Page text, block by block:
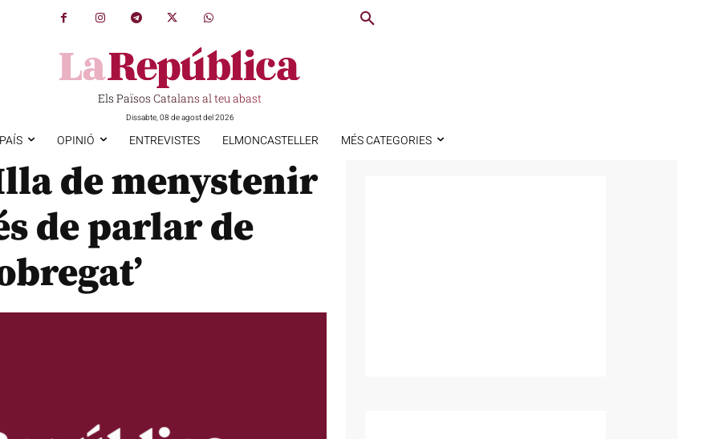
Els Països Catalans al teu abast
Dissabte, 08 de agost del 2026
OPINIÓ ENTREVISTES ELMONCASTELLER MÉS CATEGORIES
de menystenir
de parlar de